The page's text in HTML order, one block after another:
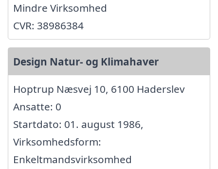
Mindre Virksomhed
CVR: 38986384
Design Natur- og Klimahaver
Hoptrup Næsvej 10, 6100 Haderslev
Ansatte: 0
Startdato: 01. august 1986,
Virksomhedsform:
Enkeltmandsvirksomhed